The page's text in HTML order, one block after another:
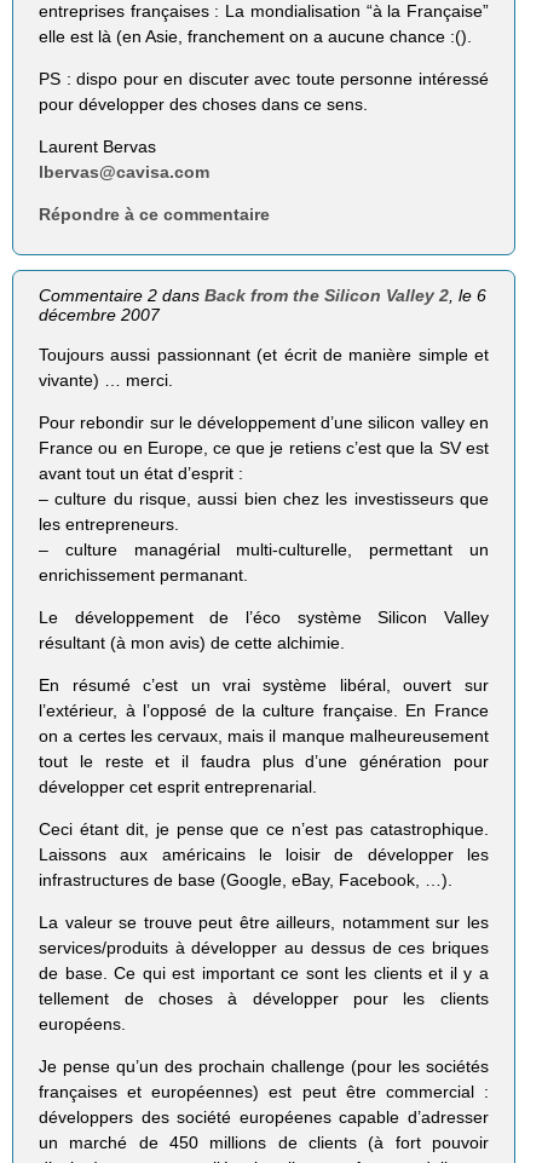
entreprises françaises : La mondialisation “à la Française”
elle est là (en Asie, franchement on a aucune chance :().
PS : dispo pour en discuter avec toute personne intéressé
pour développer des choses dans ce sens.
Laurent Bervas
lbervas@cavisa.com
Répondre à ce commentaire
Commentaire 2 dansBack from the Silicon Valley 2, le 6
décembre 2007
Toujours aussi passionnant (et écrit de manière simple et
vivante) … merci.
Pour rebondir sur le développement d’une silicon valley en
France ou en Europe, ce que je retiens c’est que la SV est
avant tout un état d’esprit :
– culture du risque, aussi bien chez les investisseurs que
les entrepreneurs.
– culture managérial multi-culturelle, permettant un
enrichissement permanant.
Le développement de l’éco système Silicon Valley
résultant (à mon avis) de cette alchimie.
En résumé c’est un vrai système libéral, ouvert sur
l’extérieur, à l’opposé de la culture française. En France
on a certes les cervaux, mais il manque malheureusement
tout le reste et il faudra plus d’une génération pour
développer cet esprit entreprenarial.
Ceci étant dit, je pense que ce n’est pas catastrophique.
Laissons aux américains le loisir de développer les
infrastructures de base (Google, eBay, Facebook, …).
La valeur se trouve peut être ailleurs, notamment sur les
services/produits à développer au dessus de ces briques
de base. Ce qui est important ce sont les clients et il y a
tellement de choses à développer pour les clients
européens.
Je pense qu’un des prochain challenge (pour les sociétés
françaises et européennes) est peut être commercial :
développers des société européenes capable d’adresser
un marché de 450 millions de clients (à fort pouvoir